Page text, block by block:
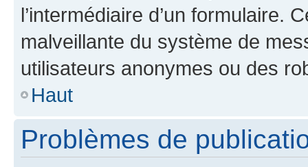
l’intermédiaire d’un formulaire.
malveillante du système de
utilisateurs anonymes ou des
Haut
Problèmes de